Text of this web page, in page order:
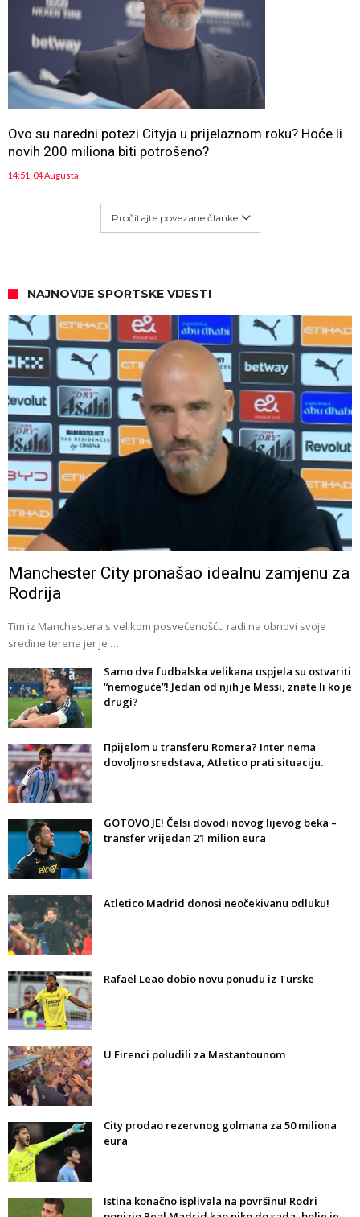
Ovo su naredni potezi Cityja u prijelaznom roku? Hoće li
novih 200 miliona biti potrošeno?
14:51, 04 Augusta
Pročitajte povezane članke
NAJNOVIJE SPORTSKE VIJESTI
Manchester City pronašao idealnu zamjenu za
Rodrija
Tim iz Manchestera s velikom posvećenošću radi na obnovi svoje
sredine terena jer je …
Samo dva fudbalska velikana uspjela su ostvariti
“nemoguće”! Jedan od njih je Messi, znate li ko je
drugi?
Прijelom u transferu Romera? Inter nema
dovoljno sredstava, Atletico prati situaciju.
GOTOVO JE! Čelsi dovodi novog lijevog beka –
transfer vrijedan 21 milion eura
Atletico Madrid donosi neočekivanu odluku!
Rafael Leao dobio novu ponudu iz Turske
U Firenci poludili za Mastantounom
City prodao rezervnog golmana za 50 miliona
eura
Istina konačno isplivala na površinu! Rodri